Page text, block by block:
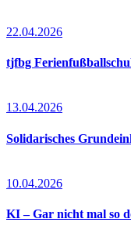
22.04.2026
tjfbg
13.04.2026
Solidarisches
10.04.2026
KI – Gar nicht mal so